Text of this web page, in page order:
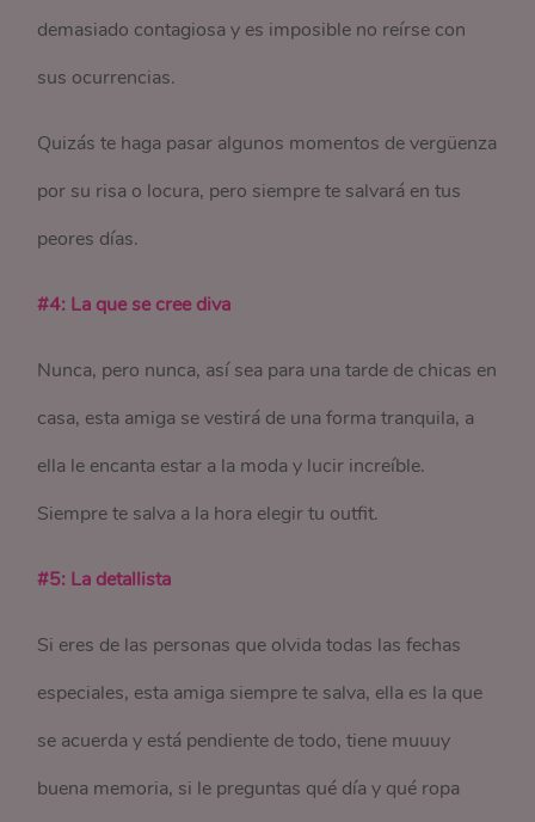
demasiado contagiosa y es imposible no reírse con
sus ocurrencias.
Quizás te haga pasar algunos momentos de vergüenza
por su risa o locura, pero siempre te salvará en tus
peores días.
#4: La que se cree diva
Nunca, pero nunca, así sea para una tarde de chicas en
casa, esta amiga se vestirá de una forma tranquila, a
ella le encanta estar a la moda y lucir increíble.
Siempre te salva a la hora elegir tu outfit.
#5: La detallista
Si eres de las personas que olvida todas las fechas
especiales, esta amiga siempre te salva, ella es la que
se acuerda y está pendiente de todo, tiene muuuy
buena memoria, si le preguntas qué día y qué ropa